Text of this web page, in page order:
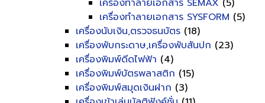
เครื่องทำลายเอกสาร SEMAX (5)
เครื่องทำลายเอกสาร SYSFORM (5)
เครื่องนับเงิน,ตรวจธนบัตร (18)
เครื่องพับกระดาษ,เครื่องพับสันปก (23)
เครื่องพิมพ์ดีดไฟฟ้า (4)
เครื่องพิมพ์บัตรพลาสติก (15)
เครื่องพิมพ์สมุดเงินฝาก (3)